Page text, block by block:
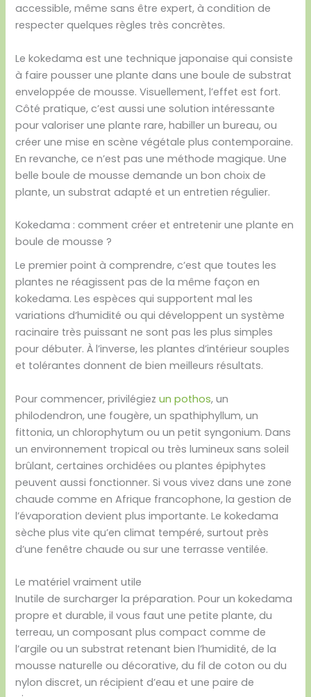
accessible, même sans être expert, à condition de
respecter quelques règles très concrètes.
Le kokedama est une technique japonaise qui consiste
à faire pousser une plante dans une boule de substrat
enveloppée de mousse. Visuellement, l’effet est fort.
Côté pratique, c’est aussi une solution intéressante
pour valoriser une plante rare, habiller un bureau, ou
créer une mise en scène végétale plus contemporaine.
En revanche, ce n’est pas une méthode magique. Une
belle boule de mousse demande un bon choix de
plante, un substrat adapté et un entretien régulier.
Kokedama : comment créer et entretenir une plante en
boule de mousse ?
Le premier point à comprendre, c’est que toutes les
plantes ne réagissent pas de la même façon en
kokedama. Les espèces qui supportent mal les
variations d’humidité ou qui développent un système
racinaire très puissant ne sont pas les plus simples
pour débuter. À l’inverse, les plantes d’intérieur souples
et tolérantes donnent de bien meilleurs résultats.
Pour commencer, privilégiezun pothos, un
philodendron, une fougère, un spathiphyllum, un
fittonia, un chlorophytum ou un petit syngonium. Dans
un environnement tropical ou très lumineux sans soleil
brûlant, certaines orchidées ou plantes épiphytes
peuvent aussi fonctionner. Si vous vivez dans une zone
chaude comme en Afrique francophone, la gestion de
l’évaporation devient plus importante. Le kokedama
sèche plus vite qu’en climat tempéré, surtout près
d’une fenêtre chaude ou sur une terrasse ventilée.
Le matériel vraiment utile
Inutile de surcharger la préparation. Pour un kokedama
propre et durable, il vous faut une petite plante, du
terreau, un composant plus compact comme de
l’argile ou un substrat retenant bien l’humidité, de la
mousse naturelle ou décorative, du fil de coton ou du
nylon discret, un récipient d’eau et une paire de